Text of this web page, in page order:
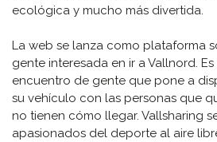
ecológica y mucho más divertida.
La web se lanza como plataforma
gente interesada en ir a Vallnord.
encuentro de gente que pone a
su vehículo con las personas que
no tienen cómo llegar. Vallsharing
apasionados del deporte al aire